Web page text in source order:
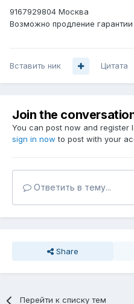
9167929804 Москва
Возможно продление гарантии
Вставить ник Цитата
Join the
You can post now and register
sign in now to post with your
Ответить в тему...
Share
Перейти к списку тем